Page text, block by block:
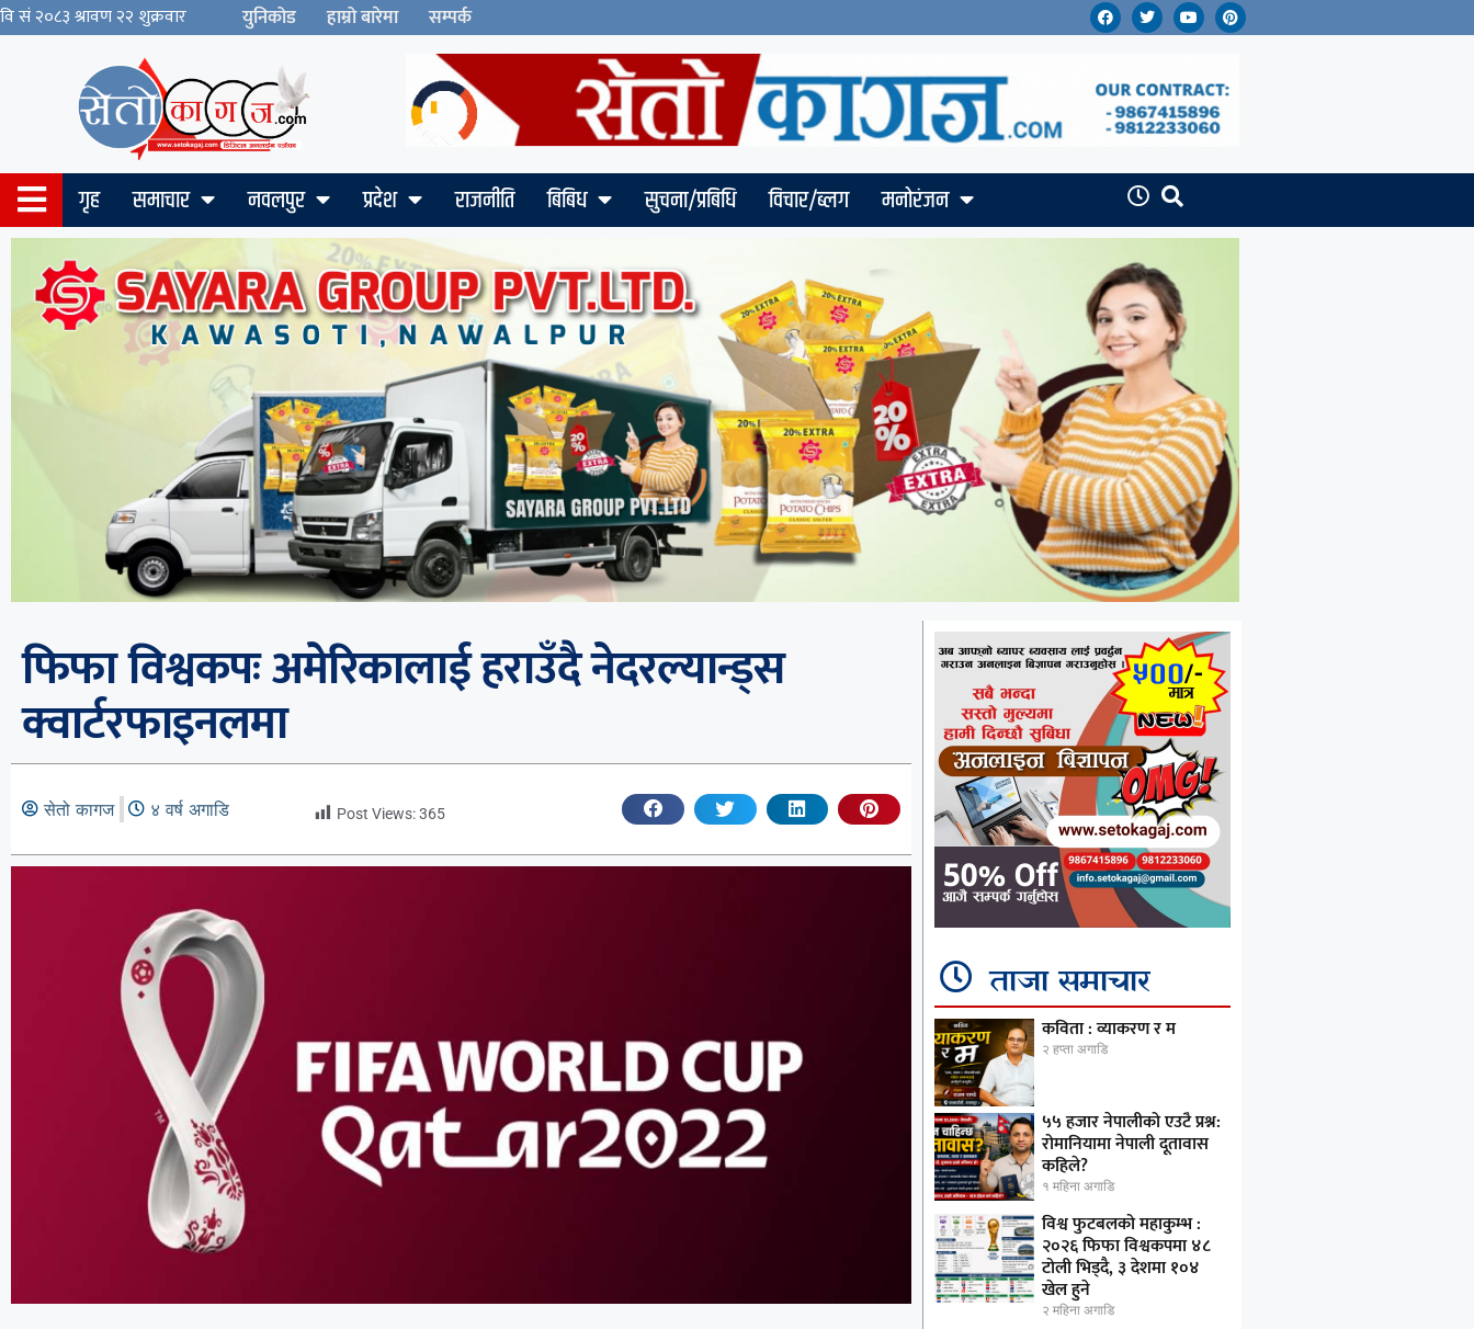
युनिकोड हाम्रो बारेमा सम्पर्क
गृह समाचार नवलपुर प्रदेश राजनीति बिबिध सुचना/प्रबिधि विचार/ब्लग मनोरंजन
फिफा विश्वकपः अमेरिकालाई हराउँदै नेदरल्यान्ड्स
क्वार्टरफाइनलमा
सेतो कागज ४ वर्ष अगाडि Post Views:365
ताजा समाचार
कविता : व्याकरण र म
२ हप्ता अगाडि
५५ हजार नेपालीको एउटै प्रश्न:
रोमानियामा नेपाली दूतावास
कहिले?
१ महिना अगाडि
विश्व फुटबलको महाकुम्भ :
२०२६ फिफा विश्वकपमा ४८
टोली भिड्दै, ३ देशमा १०४
खेल हुने
२ महिना अगाडि